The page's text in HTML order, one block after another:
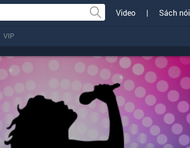
Video | Sách nói
VIP